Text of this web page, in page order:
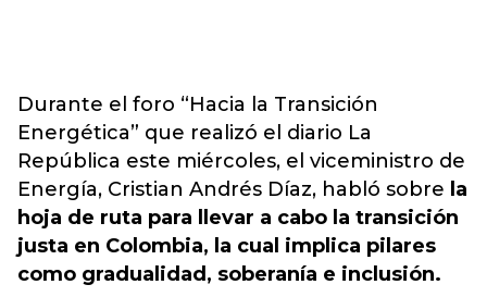
Durante el foro “Hacia la Transición
Energética” que realizó el diario La
República este miércoles, el viceministro de
Energía, Cristian Andrés Díaz, habló sobre la
hoja de ruta para llevar a cabo la transición
justa en Colombia, la cual implica pilares
como gradualidad, soberanía e inclusión.